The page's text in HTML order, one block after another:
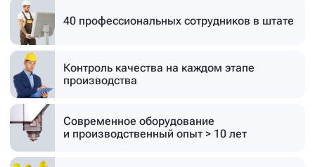
40 профессиональных сотрудников в штате
Контроль качества на каждом этапе
производства
Современное оборудование
и производственный опыт > 10 лет